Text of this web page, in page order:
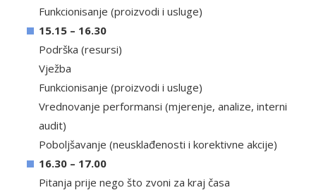
Funkcionisanje (proizvodi i usluge)
15.15 – 16.30
Podrška (resursi)
Vježba
Funkcionisanje (proizvodi i usluge)
Vrednovanje performansi (mjerenje, analize, interni
audit)
Poboljšavanje (neusklađenosti i korektivne akcije)
16.30 – 17.00
Pitanja prije nego što zvoni za kraj časa